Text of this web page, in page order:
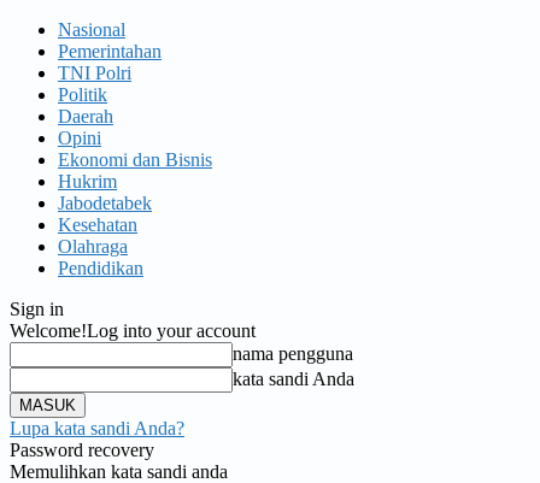
Nasional
Pemerintahan
TNI Polri
Politik
Daerah
Opini
Ekonomi dan Bisnis
Hukrim
Jabodetabek
Kesehatan
Olahraga
Pendidikan
Sign in
Welcome!Log into your account
nama pengguna
kata sandi Anda
Lupa kata sandi Anda?
Password recovery
Memulihkan kata sandi anda